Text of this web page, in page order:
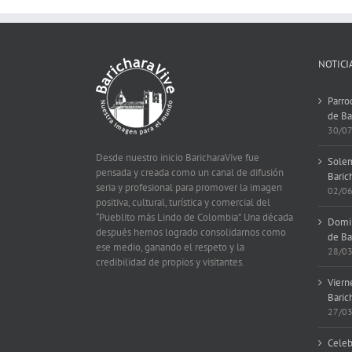
Desde nuestro inicio BaricharaVive fue
pensada y creada como un canal de difusión
seria y profesional para promover la imagen
positiva, cultural, turística y comercial del
“Pueblito más Lindo de Colombia”. Una década
después hemos logrado consolidarnos como
ese medio, ganando el respeto y la
credibilidad de propios y visitantes.
de
30/
02/
de
28/
27/